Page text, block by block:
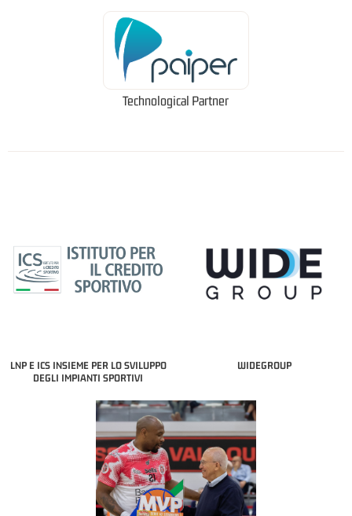
Technological Partner
LNP E ICS INSIEME PER LO SVILUPPO
DEGLI IMPIANTI SPORTIVI
WIDEGROUP